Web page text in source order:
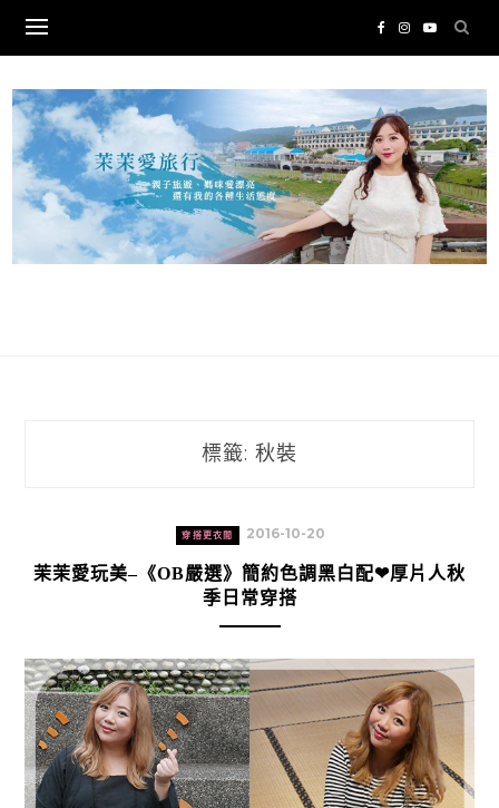
content
標籤: 秋裝
穿搭更衣間 2016-10-20
茉茉愛玩美–《OB嚴選》簡約色調黑白配❤厚片人秋
季日常穿搭